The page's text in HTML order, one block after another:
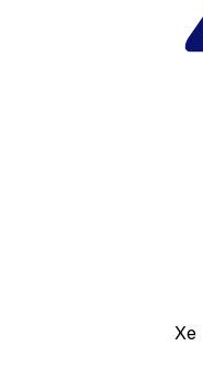
Xe